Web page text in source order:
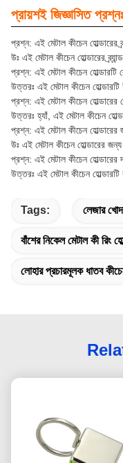
প্রায়শই জিজ্ঞাসিত প্রশ্নঃ
প্রশ্ন: এই মেটাল কীচেন হোল্ডারের
উঃ এই মেটাল কীচেন হোল্ডারের
প্রশ্ন: এই মেটাল কীচেন হোল্ডারটি
উত্তরঃ এই মেটাল কীচেন হোল্ডারটি
প্রশ্ন: এই মেটাল কীচেন
উত্তরঃ হ্যাঁ, এই মেটাল কীচেন
প্রশ্ন: এই মেটাল কীচেন
উঃ এই মেটাল কীচেন হোল্ডারের
প্রশ্ন: এই মেটাল কীচেন
উত্তরঃ এই মেটাল কীচেন হোল্ডারটি
Tags: লেজার
বাঁশের নিকেল মেটাল কী রিং
লোহার প্রচারমূলক ধাতব